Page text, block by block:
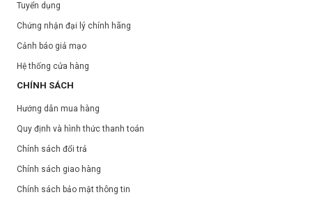
Tuyển dụng
Chứng nhận đại lý chính hãng
Cảnh báo giả mạo
Hệ thống cửa hàng
CHÍNH SÁCH
Hướng dẫn mua hàng
Quy định và hình thức thanh toán
Chính sách đổi trả
Chính sách giao hàng
Chính sách bảo mật thông tin